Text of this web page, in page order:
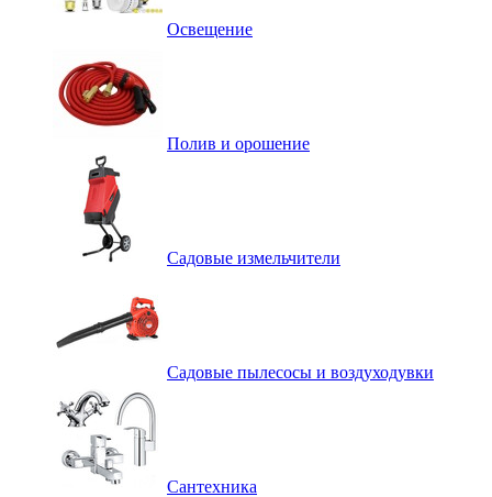
Освещение
Полив и орошение
Садовые измельчители
Садовые пылесосы и воздуходувки
Сантехника